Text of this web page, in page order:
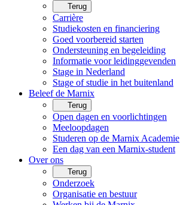
Terug
Carrière
Studiekosten en financiering
Goed voorbereid starten
Ondersteuning en begeleiding
Informatie voor leidinggevenden
Stage in Nederland
Stage of studie in het buitenland
Beleef de Marnix
Terug
Open dagen en voorlichtingen
Meeloopdagen
Studeren op de Marnix Academie
Een dag van een Marnix-student
Over ons
Terug
Onderzoek
Organisatie en bestuur